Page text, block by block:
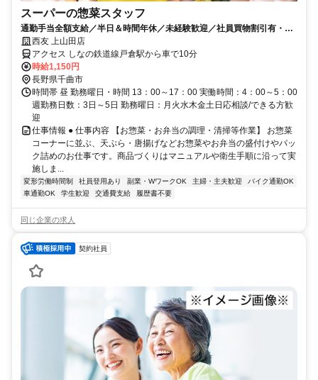
スーパーの惣菜スタッフ
通勤手当全額支給／半日＆時間年休／未経験歓迎／社員買物割引有・仕
事終わりにお得にお買物☆
西友 上山田店
アクセス しなの鉄道線戸倉駅から車で10分
時給1,150円
長野県千曲市
時間帯 昼 勤務曜日・時間 13：00～17：00 実働時間：4：00～5：00
週勤務日数：3日～5日 勤務曜日：月火水木金土日応相談/できる方歓
迎
仕事情報 ● 仕事内容 【お惣菜・お弁当の調理・清掃等作業】 お惣菜
コーナーに並ぶ、天ぷら・唐揚げなどお惣菜やお弁当の盛付けやパッ
ク詰めのお仕事です。商品づくりはマニュアルや衛生手順に沿って実
施しま...
変形労働時間制 社員登用あり 副業・WワークOK 主婦・主夫歓迎
バイク通勤OK
車通勤OK
学生歓迎 交通費支給 履歴書不要
同じ企業の求人
契約社員